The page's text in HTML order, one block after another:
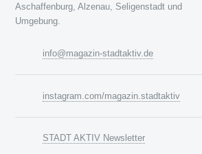
Aschaffenburg, Alzenau, Seligenstadt und
Umgebung.
info@magazin-stadtaktiv.de
instagram.com/magazin.stadtaktiv
STADT AKTIV Newsletter